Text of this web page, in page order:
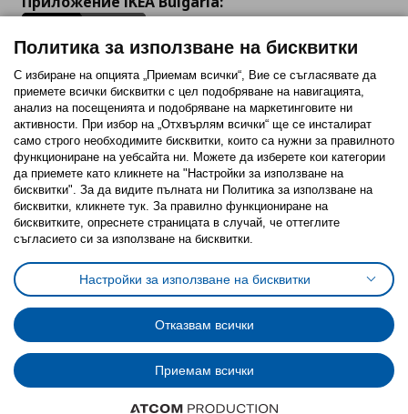
Последвайте ни:
FacebookTwitterYoutubePinterestInstagram
Политика за използване на бисквитки (Cookies)
Избор на настройки за използване на бисквитки
Условия за ползване на ikea.bgОбща политика за личните данни
Политика за защита на личните данни на ikea.bg
Общи условия на програма IKEA Family
Политика за защита на лични данни на програма IKEA Family
© Inter-IKEA Systems B.V. 1999 - 2025
Политика за използване на бисквитки
С избиране на опцията „Приемам всички“, Вие се съгласявате да
приемете всички бисквитки с цел подобряване на навигацията,
анализ на посещенията и подобряване на маркетинговите ни
активности. При избор на „Отхвърлям всички“ ще се инсталират
само строго необходимитe бисквитки, които са нужни за правилното
функциониране на уебсайта ни. Можете да изберете кои категории
да приемете като кликнете на "Настройки за използване на
бисквитки". За да видите пълната ни Политика за използване на
бисквитки, кликнете тук. За правилно функциониране на
бисквитките, опреснете страницата в случай, че оттеглите
съгласието си за използване на бисквитки.
Настройки за използване на бисквитки
Отказвам всички
Приемам всички